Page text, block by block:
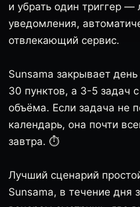
и убрать один триггер
уведомления,
отвлекающий сервис.
Sunsama закрывает
30 пунктов, а 3-5 задач
объёма. Если задача не
календарь, она почти
завтра. ⏱️
Лучший сценарий
Sunsama, в течение дня